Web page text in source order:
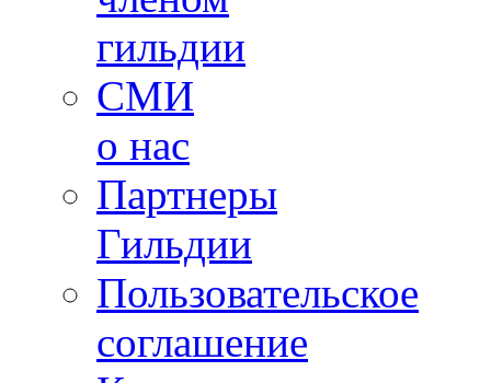
гильдии
СМИ
о нас
Партнеры
Гильдии
Пользовательское
соглашение